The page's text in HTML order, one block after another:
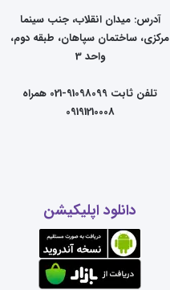
آدرس: میدان انقلاب، جنب سینما
مرکزی، ساختمان سپاهان، طبقه دوم،
واحد 3
تلفن ثابت 91098099-021 همراه
09191210008
دانلود اپلیکیشن